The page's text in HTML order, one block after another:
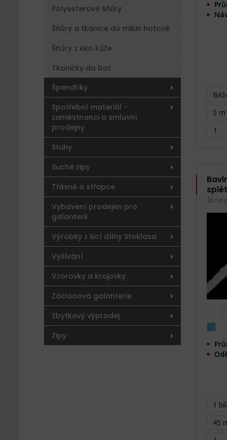
Polyesterové šňůry
Šňůry a tkanice do mikin hotové
Šňůry z eko kůže
Tkaničky do bot
Špendlíky
Spotřební materiál -
zaměstnanci a smluvní
prodejny
Stuhy
Suché zipy
Třásně a střapce
Vybavení prodejen pro
galanterii
Výrobky z šicí dílny Stoklasa
Vyšívání
Vzorovky a krojovky
Záclonová galanterie
Zbytkový výprodej
Zipy
5
(Kód
1
45